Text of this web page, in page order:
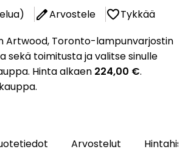
Arvostele
Tykkää
Artwood, Toronto-lampunvarjostin
sekä toimitusta ja valitse sinulle
Hinta alkaen 224,00 €.
Arvostelut